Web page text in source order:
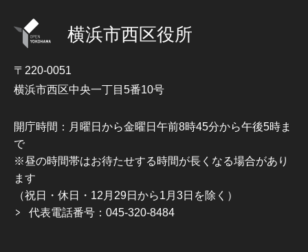
横浜市西区役所
〒220-0051
横浜市西区中央一丁目5番10号
開庁時間：月曜日から金曜日午前8時45分から午後5時ま
で
※昼の時間帯はお待たせする時間が長くなる場合があり
ます
（祝日・休日・12月29日から1月3日を除く）
代表電話番号：045-320-8484